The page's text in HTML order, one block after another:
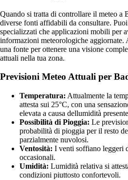
Quando si tratta di controllare il meteo a
diverse fonti affidabili da consultare.
specializzati che applicazioni mobili per
informazioni meteorologiche
una fonte per ottenere una visione
attuali nella tua zona.
Previsioni Meteo Attuali per
Temperatura: Attualmente la
attesta sui 25°C, con una
elevata a causa dellumidità
Possibilità di Pioggia: Le
probabilità di pioggia per il resto
parzialmente nuvolosi.
Ventosità: I venti soffiano leggeri
occasionali.
Umidità: Lumidità relativa si
condizioni piuttosto confortevoli.